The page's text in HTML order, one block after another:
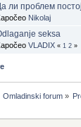
ли проблем
Nikolaj
seksa
VLADIX « 1 2 »
Omladinski forum»